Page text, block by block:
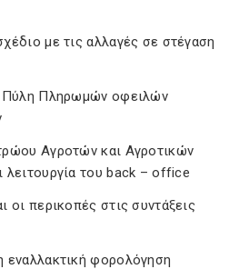
με τις αλλαγές σε στέγαση
Πύλη Πληρωμών οφειλών
Αγροτών και Αγροτικών
λειτουργία του back – office
οι περικοπές στις συντάξεις
φορολόγηση